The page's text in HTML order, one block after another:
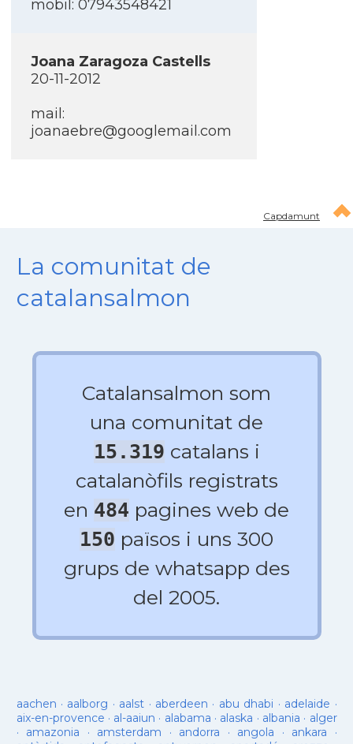
mobil: 07943548421
Joana Zaragoza Castells
20-11-2012
mail:
joanaebre@googlemail.com
Capdamunt
La comunitat de
catalansalmon
Catalansalmon som
una comunitat de
15.319 catalans i
catalanòfils registrats
en 484 pagines web de
150 països i uns 300
grups de whatsapp des
del 2005.
aachen · aalborg · aalst · aberdeen · abu dhabi · adelaide ·
aix-en-provence · al-aaiun · alabama · alaska · albania · alger
· amazonia · amsterdam · andorra · angola · ankara ·